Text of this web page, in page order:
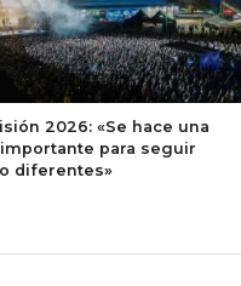
2026: «Se hace una
importante para seguir
diferentes»